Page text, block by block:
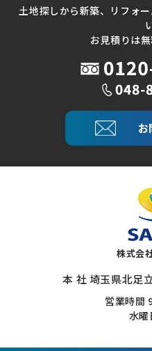
土地探しから新築、リフォ
お見積りは無
お
株式会
本 社 埼玉県北足
営業時間
水曜